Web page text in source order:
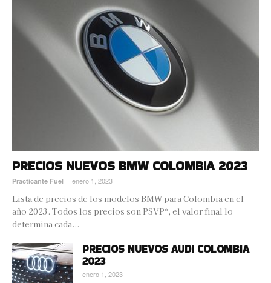
PRECIOS NUEVOS BMW COLOMBIA 2023
Practicante Fuel - enero 1, 2023
Lista de precios de los modelos BMW para Colombia en el
año 2023. Todos los precios son PSVP*, el valor final lo
determina cada...
PRECIOS NUEVOS AUDI COLOMBIA
2023
enero 1, 2023